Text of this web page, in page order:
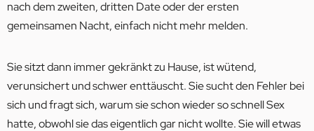
nach dem zweiten, dritten Date oder der ersten
gemeinsamen Nacht, einfach nicht mehr melden.
Sie sitzt dann immer gekränkt zu Hause, ist wütend,
verunsichert und schwer enttäuscht. Sie sucht den Fehler bei
sich und fragt sich, warum sie schon wieder so schnell Sex
hatte, obwohl sie das eigentlich gar nicht wollte. Sie will etwas